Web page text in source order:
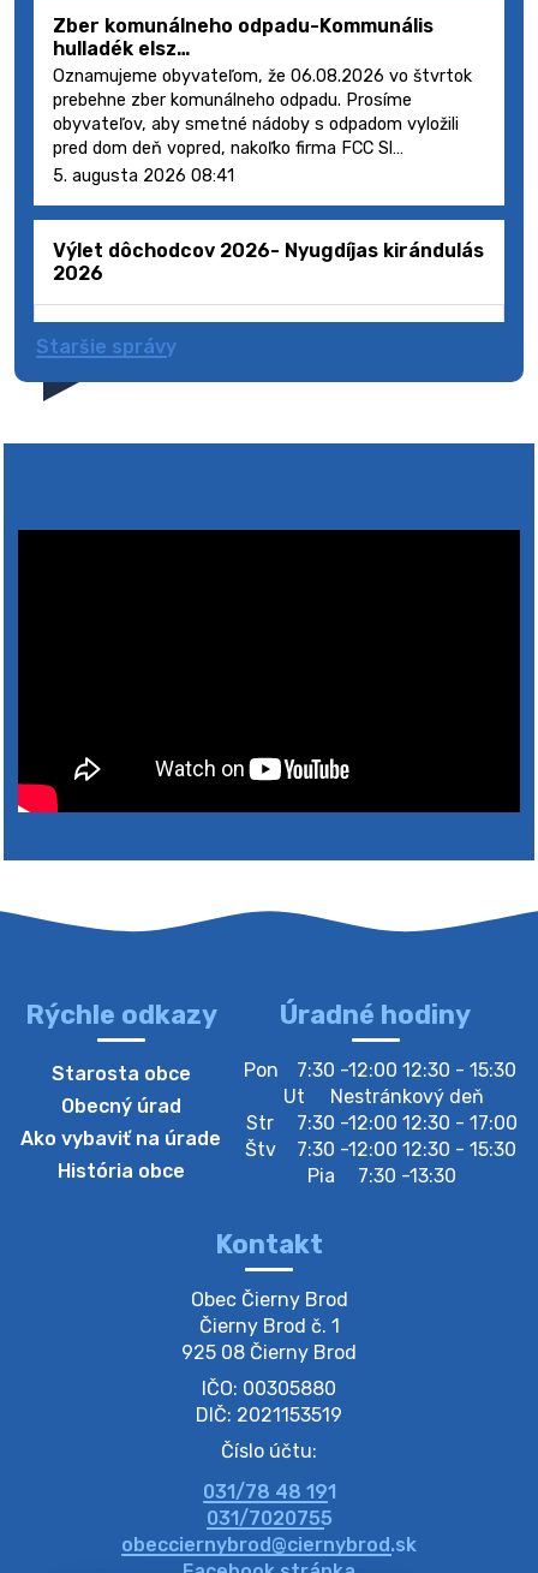
Zber komunálneho odpadu-Kommunális
hulladék elsz…
Oznamujeme obyvateľom, že 06.08.2026 vo štvrtok
prebehne zber komunálneho odpadu. Prosíme
obyvateľov, aby smetné nádoby s odpadom vyložili
pred dom deň vopred, nakoľko firma FCC Sl…
5. augusta 2026 08:41
Výlet dôchodcov 2026- Nyugdíjas kirándulás
2026
4. augusta 2026 10:05
Zberný dvor-Gyűjtőudvar
bude zberný dvor zatvorený. Értesítjük a lakosokat,
Zber separovaného odpadu plastu-
Oznamujeme obyvateľom, že v stredu 05. augusta
prebehne zber separovaného odpadu plastu. Prosíme
obyvateľov, aby vrecia s odpadom vyložili pred dom už
Oznámenie o plánovanom prerušení dodávky
Oznamujeme Vám, že v určitých dňoch bude v
niektorých častiach našej obce plánované prerušenie
distribúcie elektrickej energie. Podrobné informácie o
dátumoch, časoch a dotknutých …
4. augusta 2026 09:48
Zber BIO odpadu-BIO hulladék elszállítása
Obecný úrad v Čiernom Brode oznamuje obyvateľom,
že ďalší odvoz BIO odpadu sa uskutoční 03.08.2026
Staršie správy
Rýchle odkazy
Starosta obce
Obecný úrad
Ako vybaviť na úrade
História obce
Úradné hodiny
Pon
7:30 -12:00 12:30 - 15:30
Ut
Nestránkový deň
Str
7:30 -12:00 12:30 - 17:00
Štv
7:30 -12:00 12:30 - 15:30
Pia
7:30 -13:30
Kontakt
Obec Čierny Brod
Čierny Brod č. 1
925 08 Čierny Brod
IČO: 00305880
DIČ: 2021153519
Číslo účtu:
031/78 48 191
031/7020755
obecciernybrod@ciernybrod.sk